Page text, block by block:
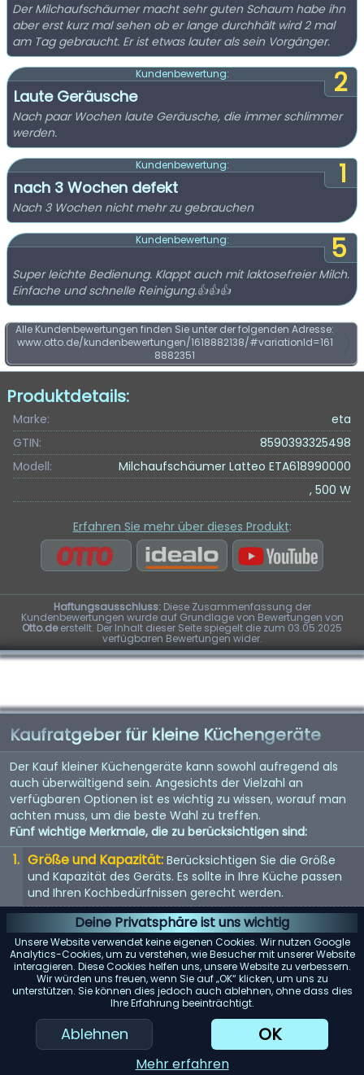
Deine Privatsphäre ist uns wichtig
Unsere Website verwendet keine eigenen Cookies. Wir nutzen Google
Analytics-Cookies, um zu verstehen, wie Besucher mit unserer Website
interagieren. Diese Cookies helfen uns, unsere Website zu verbessern.
Wir würden uns freuen, wenn Sie auf „OK“ klicken, um uns zu
unterstützen. Sie können dies jedoch auch ablehnen, ohne dass dies
Ihre Erfahrung beeinträchtigt.
Ablehnen OK
Mehr erfahren
Der Milchaufschäumer macht sehr guten Schaum habe ihn
aber erst kurz mal sehen ob er lange durchhält wird 2 mal
am Tag gebraucht. Er ist etwas lauter als sein Vorgänger.
2
Kundenbewertung:
Laute Geräusche
Nach paar Wochen laute Geräusche, die immer schlimmer
werden.
1
Kundenbewertung:
nach 3 Wochen defekt
Nach 3 Wochen nicht mehr zu gebrauchen
5
Kundenbewertung:
Super leichte Bedienung. Klappt auch mit laktosefreier Milch.
Einfache und schnelle Reinigung.👍👍👍
Alle Kundenbewertungen finden Sie unter der folgenden Adresse:
www.otto.de/kundenbewertungen/1618882138/#variationId=161
8882351
Produktdetails:
Marke:
eta
GTIN:
8590393325498
Modell:
Milchaufschäumer Latteo ETA618990000
, 500 W
Erfahren Sie mehr über dieses Produkt:
Haftungsausschluss:Diese Zusammenfassung der
Kundenbewertungen wurde auf Grundlage von Bewertungen von
Otto.deerstellt. Der Inhalt dieser Seite spiegelt die zum 03.05.2025
verfügbaren Bewertungen wider.
Kaufratgeber für kleine Küchengeräte
Der Kauf kleiner Küchengeräte kann sowohl aufregend als
auch überwältigend sein. Angesichts der Vielzahl an
verfügbaren Optionen ist es wichtig zu wissen, worauf man
achten muss, um die beste Wahl zu treffen.
Fünf wichtige Merkmale, die zu berücksichtigen sind:
Größe und Kapazität: Berücksichtigen Sie die Größe
und Kapazität des Geräts. Es sollte in Ihre Küche passen
und Ihren Kochbedürfnissen gerecht werden.
Energieeffizienz: Energieeffiziente Geräte sparen nicht
nur Geld bei der Stromrechnung, sondern sind auch
umweltfreundlich.
Benutzerfreundlichkeit: Suchen Sie nach Geräten mit
benutzerfreundlichen Bedienelementen und Funktionen.
Sie sollten einfach zu bedienen und zu reinigen sein.
Haltbarkeit: Hochwertige Materialien und gute
Verarbeitung bedeuten oft, dass das Gerät länger hält.
Achten Sie auf Garantien und Kundenbewertungen.